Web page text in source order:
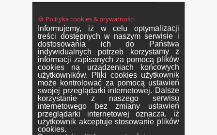
🍪 Polityka cookies & prywatności
Informujemy, iż w celu optymalizacji
treści dostępnych w naszym serwisie i
dostosowania ich do Państwa
indywidualnych potrzeb korzystamy z
informacji zapisanych za pomocą plików
cookies na urządzeniach końcowych
użytkowników. Pliki cookies użytkownik
może kontrolować za pomocą ustawień
swojej przeglądarki internetowej. Dalsze
korzystanie z naszego serwisu
internetowego bez zmiany ustawień
przeglądarki internetowej oznacza, iż
użytkownik akceptuje stosowanie plików
cookies.